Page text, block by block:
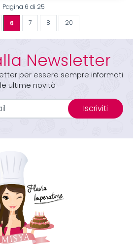
Pagina 6 di 25
6 7 8 20
Newsletter
per essere sempre informati
ultime novità
Iscriviti